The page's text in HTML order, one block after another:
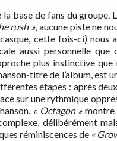
base de fans du groupe.
rush », aucune piste ne
cette fois-ci) nous
aussi personnelle que
plus instinctive que
titre de l’album, est
étapes : après
sur une rythmique
« Octagon »montre
délibérément
réminiscences de «